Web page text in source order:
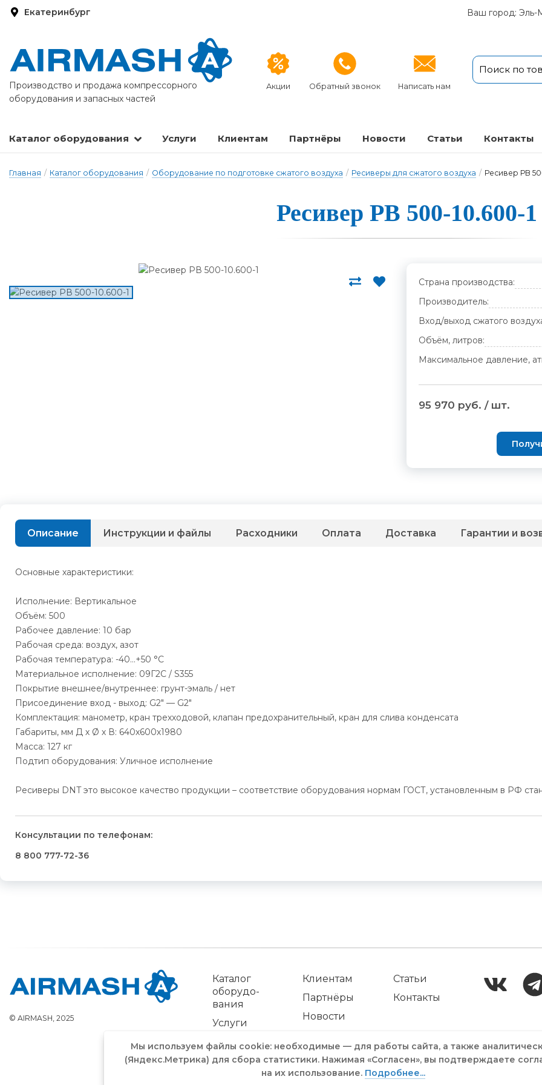
Екатеринбург Ваш город: Эль-
Производство и продажа компрессорного
оборудования и запасных частей
Акции Обратный звонок Написать нам
Каталог оборудования Услуги Клиентам Партнёры Новости Статьи Кон­так­ты
Главная / Каталог оборудования / Оборудование по подготовке сжатого воздуха / Ресиверы для сжатого воздуха / Ресивер РВ
Ресивер РВ 500-10.600-1
Страна производства:
Производитель:
Вход/выход сжатого
Объём, литров:
Максимальное давление,
95 970 руб. / шт.
Описание
Основные характеристики:
Исполнение: Вертикальное
Объём: 500
Рабочее давление: 10 бар
Рабочая среда: воздух, азот
Рабочая температура: -40…+50 °С
Материальное исполнение: 09Г2С / S355
Покрытие внешнее/внутреннее: грунт-эмаль / нет
Присоединение вход - выход: G2" — G2"
Комплектация: манометр, кран трехходовой, клапан предохранительный, кран для слива конденсата
Габариты, мм Д х Ø х В: 640х600х1980
Масса: 127 кг
Подтип оборудования: Уличное исполнение
Ресиверы DNT это высокое качество продукции – соответствие оборудования нормам ГОСТ, установленным в РФ
Инструкции и файлы Расходники Оплата Доставка Гарантии и
Консультации по телефонам:
8 800 777-72-36
© AIRMASH, 2025
Каталог
обо­рудо­
вания
Услуги
Клиентам
Партнёры
Новости
Статьи
Контакты
Мы используем файлы cookie: необходимые — для работы сайта, а также
(Яндекс.Метрика) для сбора статистики. Нажимая «Согласен», вы подтверждаете
на их использование. Подробнее...